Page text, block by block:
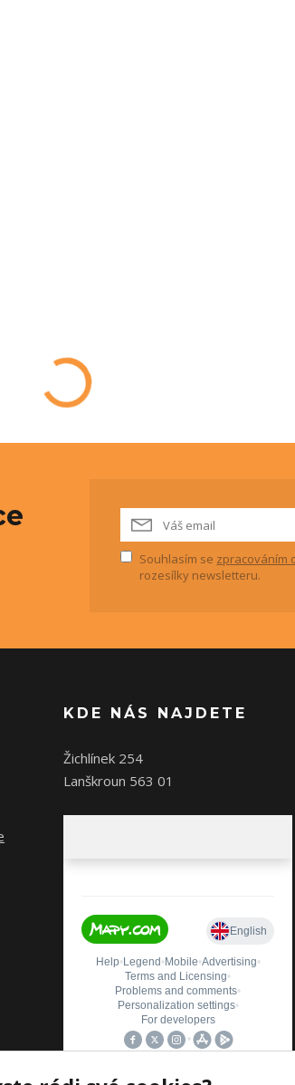
Souhlasím se zpracováním
rozesílky newsletteru.
KDE NÁS NAJDETE
Žichlínek 254
Lanškroun 563 01